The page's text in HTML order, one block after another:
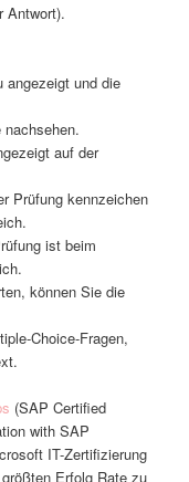
Antwort).
angezeigt und die
auf der
Prüfung kennzeichen
ist beim
können Sie die
Choice-Fragen,
(SAP Certified
with SAP
IT-Zertifizierung
Erfolg Rate zu